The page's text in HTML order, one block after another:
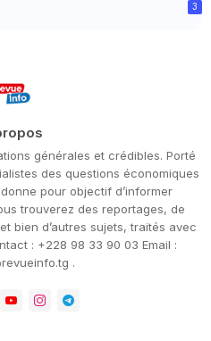
3
générales et crédibles. Porté
des questions économiques
pour objectif d’informer
trouverez des reportages, de
bien d’autres sujets, traités avec
: +228 98 33 90 03 Email :
.